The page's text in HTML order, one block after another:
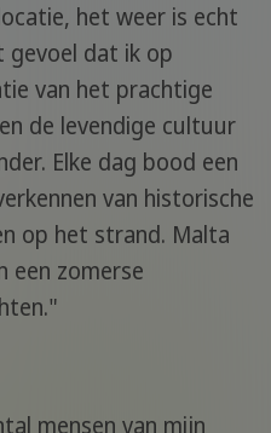
het weer is echt
gevoel dat ik op
van het prachtige
de levendige cultuur
Elke dag bood een
van historische
op het strand. Malta
een zomerse
mensen van mijn